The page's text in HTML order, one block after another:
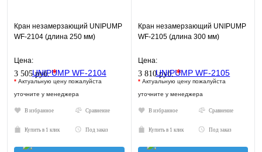
Кран незамерзающий UNIPUMP
WF-2104 (длина 250 мм)
Цена:
3 505 руб.*
* Актуальную цену пожалуйста
уточните у менеджера
В избранное Сравнение
Купить в 1 клик Под заказ
Кран незамерзающий UNIPUMP
WF-2105 (длина 300 мм)
Цена:
3 810 руб.*
* Актуальную цену пожалуйста
уточните у менеджера
В избранное Сравнение
Купить в 1 клик Под заказ